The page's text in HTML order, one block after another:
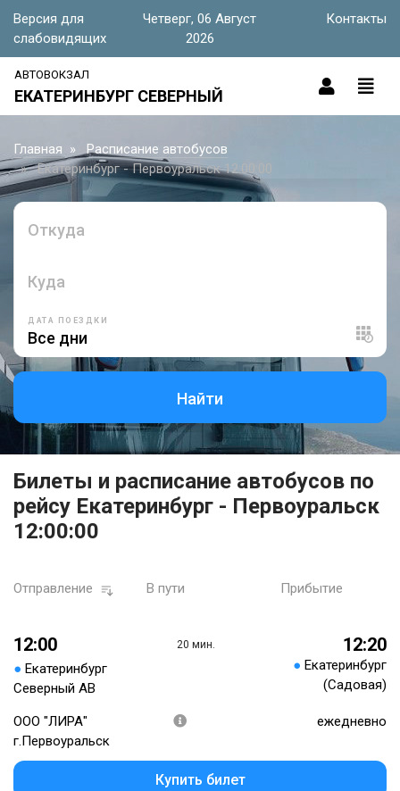
Версия для
слабовидящих
Четверг, 06 Август
2026
Контакты
АВТОВОКЗАЛ
ЕКАТЕРИНБУРГ СЕВЕРНЫЙ
Главная
Расписание автобусов
Екатеринбург - Первоуральск 12:00:00
Откуда
Куда
ДАТА ПОЕЗДКИ
Найти
Билеты и расписание автобусов по
рейсу Екатеринбург - Первоуральск
12:00:00
Отправление В пути Прибытие
12:00
● Екатеринбург
Северный АВ
20 мин. 12:20
● Екатеринбург
(Садовая)
ООО "ЛИРА"
г.Первоуральск
ежедневно
Купить билет